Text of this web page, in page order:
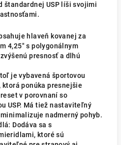
štandardnej USP líši svojimi
hlaveň kovanej za
4,25" s polygonálnym
presnosť a dlhú
je vybavená športovou
ktorá ponúka presnejšie
v porovnaní so
USP. Má tiež nastaviteľný
nadmerný pohyb.
Dodáva sa s
ktoré sú